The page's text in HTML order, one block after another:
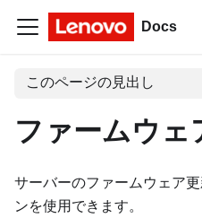
Docs
このページの見出し
ファームウェ
サーバーのファームウェア
ンを使用できます。